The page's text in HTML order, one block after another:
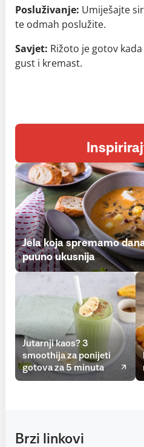
Posluživanje: Umiješajte
te odmah poslužite.
Savjet: Rižoto je gotov
gust i kremast.
Jela koja spremamo
puuno ukusnija
Jutarnji kaos? 3
smoothija za ponijeti
gotova za 5 minuta
Brzi linkovi